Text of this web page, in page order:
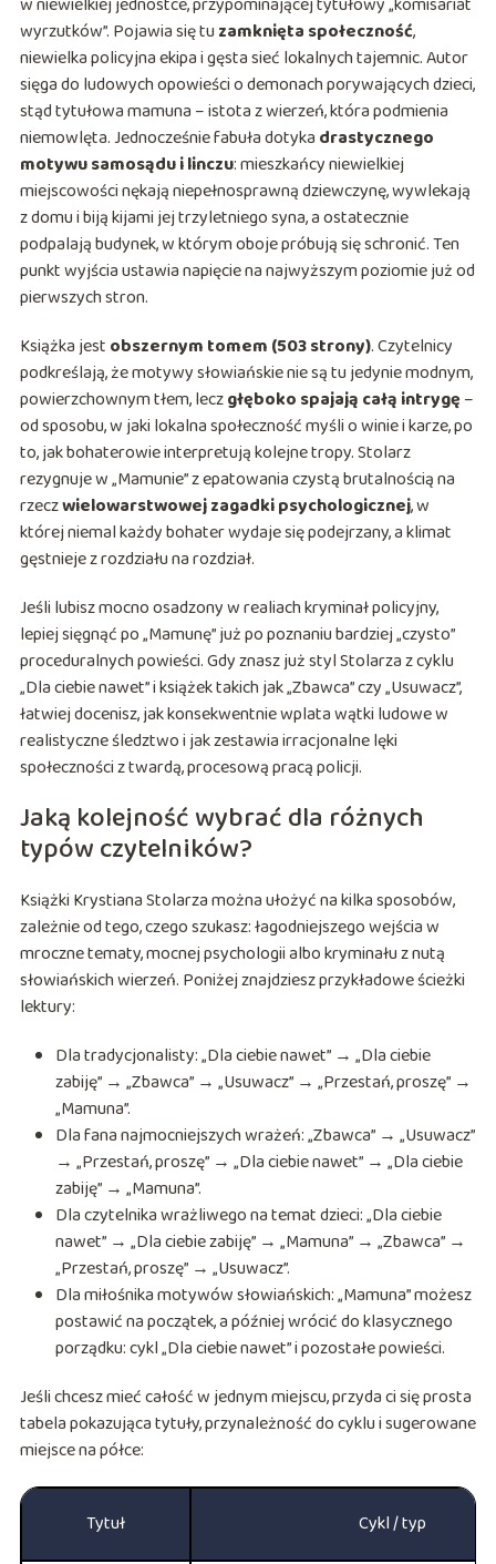
wyrzutków”. Pojawia się tuzamknięta społeczność,
niewielka policyjna ekipa i gęsta sieć lokalnych tajemnic. Autor
sięga do ludowych opowieści o demonach porywających dzieci,
stąd tytułowa mamuna – istota z wierzeń, która podmienia
niemowlęta. Jednocześnie fabuła dotyka drastycznego
motywu samosądu i linczu: mieszkańcy niewielkiej
miejscowości nękają niepełnosprawną dziewczynę, wywlekają
z domu i biją kijami jej trzyletniego syna, a ostatecznie
podpalają budynek, w którym oboje próbują się schronić. Ten
punkt wyjścia ustawia napięcie na najwyższym poziomie już od
pierwszych stron.
Książka jest obszernym tomem (503 strony). Czytelnicy
podkreślają, że motywy słowiańskie nie są tu jedynie modnym,
powierzchownym tłem, leczgłęboko spajają całą intrygę –
od sposobu, w jaki lokalna społeczność myśli o winie i karze, po
to, jak bohaterowie interpretują kolejne tropy. Stolarz
rezygnuje w „Mamunie” z epatowania czystą brutalnością na
rzeczwielowarstwowej zagadki psychologicznej, w
której niemal każdy bohater wydaje się podejrzany, a klimat
gęstnieje z rozdziału na rozdział.
Jeśli lubisz mocno osadzony w realiach kryminał policyjny,
lepiej sięgnąć po „Mamunę” już po poznaniu bardziej „czysto”
proceduralnych powieści. Gdy znasz już styl Stolarza z cyklu
„Dla ciebie nawet” i książek takich jak „Zbawca” czy „Usuwacz”,
łatwiej docenisz, jak konsekwentnie wplata wątki ludowe w
realistyczne śledztwo i jak zestawia irracjonalne lęki
społeczności z twardą, procesową pracą policji.
Jaką kolejność wybrać dla różnych
typów czytelników?
Książki Krystiana Stolarza można ułożyć na kilka sposobów,
zależnie od tego, czego szukasz: łagodniejszego wejścia w
mroczne tematy, mocnej psychologii albo kryminału z nutą
słowiańskich wierzeń. Poniżej znajdziesz przykładowe ścieżki
lektury:
Dla tradycjonalisty: „Dla ciebie nawet” → „Dla ciebie
zabiję” → „Zbawca” → „Usuwacz” → „Przestań, proszę” →
„Mamuna”.
Dla fana najmocniejszych wrażeń: „Zbawca” → „Usuwacz”
→ „Przestań, proszę” → „Dla ciebie nawet” → „Dla ciebie
zabiję” → „Mamuna”.
Dla czytelnika wrażliwego na temat dzieci: „Dla ciebie
nawet” → „Dla ciebie zabiję” → „Mamuna” → „Zbawca” →
„Przestań, proszę” → „Usuwacz”.
Dla miłośnika motywów słowiańskich: „Mamuna” możesz
postawić na początek, a później wrócić do klasycznego
porządku: cykl „Dla ciebie nawet” i pozostałe powieści.
Jeśli chcesz mieć całość w jednym miejscu, przyda ci się prosta
tabela pokazująca tytuły, przynależność do cyklu i sugerowane
miejsce na półce:
Tytuł Cykl / typ